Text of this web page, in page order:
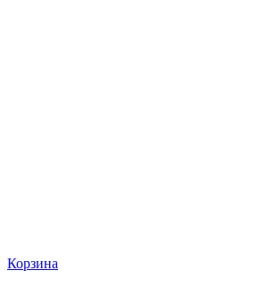
Корзина